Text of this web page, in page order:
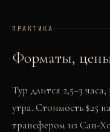
ПРАКТИКА
Форматы,
Тур длится 2,5–3
утра. Стоимость $25
трансфером из Сан-